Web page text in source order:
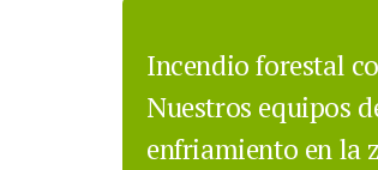
Incendio forestal
Nuestros equipos
enfriamiento en la